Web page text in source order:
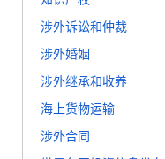
涉外诉讼和仲裁
涉外婚姻
涉外继承和收养
海上货物运输
涉外合同